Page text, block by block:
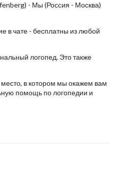
- Мы (Россия - Москва)
в чате - бесплатны из любой
логопед. Это также
в котором мы окажем вам
помощь по логопедии и